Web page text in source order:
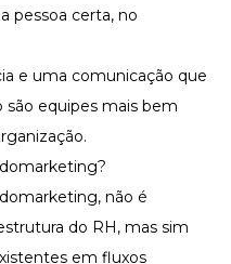
pessoa certa, no
e uma comunicação que
equipes mais bem
não é
do RH, mas sim
em fluxos